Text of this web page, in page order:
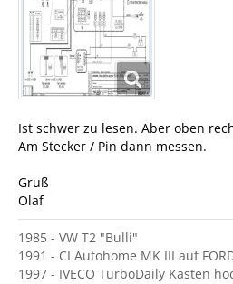
Ist schwer zu lesen. Aber oben
Am Stecker / Pin dann messen.
Gruß
Olaf
1985 - VW T2 "Bulli"
1991 - CI Autohome MK III auf
1997 - IVECO TurboDaily Kasten